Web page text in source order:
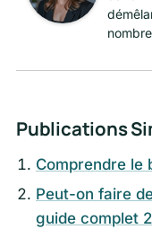
Publications
Comprendre le
Peut-on faire
guide complet